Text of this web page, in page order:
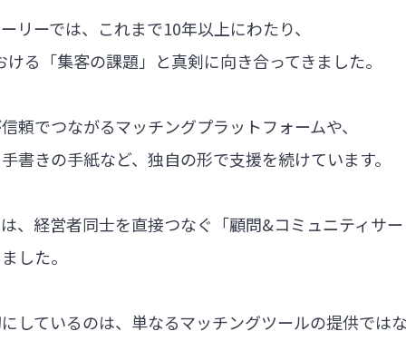
リーでは、これまで10年以上にわたり、
る「集客の課題」と真剣に向き合ってきました。
頼でつながるマッチングプラットフォームや、
書きの手紙など、独自の形で支援を続けています。
、経営者同士を直接つなぐ「顧問&コミュニティサ
した。
しているのは、単なるマッチングツールの提供では